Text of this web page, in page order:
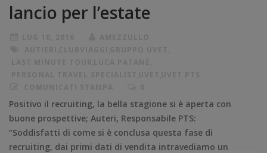
lancio per l’estate
Positivo il recruiting, la bella stagione si è aperta con
buone prospettive; Auteri, Responsabile PTS:
“Soddisfatti di come si è conclusa questa fase di
recruiting, dai primi dati di vendita intravediamo un